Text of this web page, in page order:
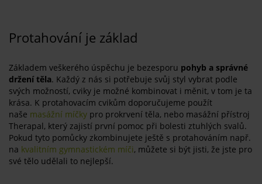
Protahování je základ
Základem veškerého úspěchu je bezesporu pohyb a správné
držení těla. Každý z nás si potřebuje svůj styl vybrat podle
svých možností, cviky je možné kombinovat i měnit, v tom je ta
krása. K protahovacím cvikům doporučujeme použít
naše masážní míčky pro prokrvení těla, nebo masážní přístroj
Therapal, který zajistí první pomoc při bolesti ztuhlých svalů.
Pokud tyto pomůcky zkombinujete ještě s protahováním např.
na kvalitním gymnastickém míči, můžete si být jisti, že jste pro
své tělo udělali to nejlepší.